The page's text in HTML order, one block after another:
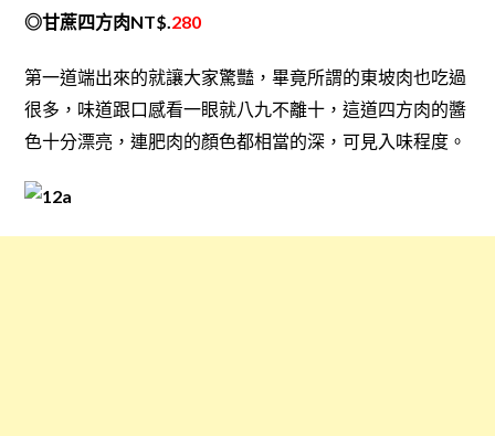
◎甘蔗四方肉NT$.280
第一道端出來的就讓大家驚豔，畢竟所謂的東坡肉也吃過
很多，味道跟口感看一眼就八九不離十，這道四方肉的醬
色十分漂亮，連肥肉的顏色都相當的深，可見入味程度。